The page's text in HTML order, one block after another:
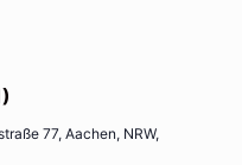
77, Aachen, NRW,